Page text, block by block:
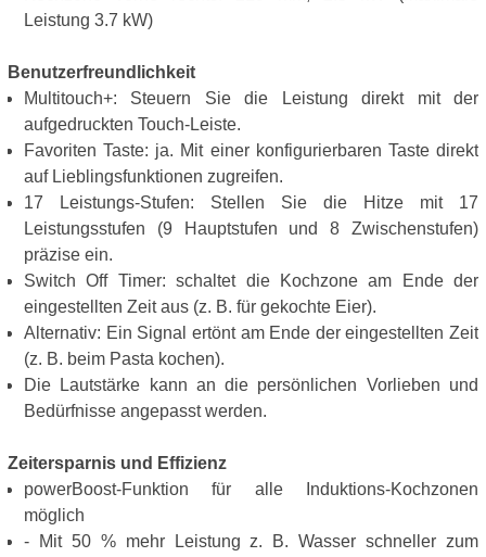
Leistung 3.7 kW)
Benutzerfreundlichkeit
Multitouch+: Steuern Sie die Leistung direkt mit der
aufgedruckten Touch-Leiste.
Favoriten Taste: ja. Mit einer konfigurierbaren Taste direkt
auf Lieblingsfunktionen zugreifen.
17 Leistungs-Stufen: Stellen Sie die Hitze mit 17
Leistungsstufen (9 Hauptstufen und 8 Zwischenstufen)
präzise ein.
Switch Off Timer: schaltet die Kochzone am Ende der
eingestellten Zeit aus (z. B. für gekochte Eier).
Alternativ: Ein Signal ertönt am Ende der eingestellten Zeit
(z. B. beim Pasta kochen).
Die Lautstärke kann an die persönlichen Vorlieben und
Bedürfnisse angepasst werden.
Zeitersparnis und Effizienz
powerBoost-Funktion für alle Induktions-Kochzonen
möglich
- Mit 50 % mehr Leistung z. B. Wasser schneller zum